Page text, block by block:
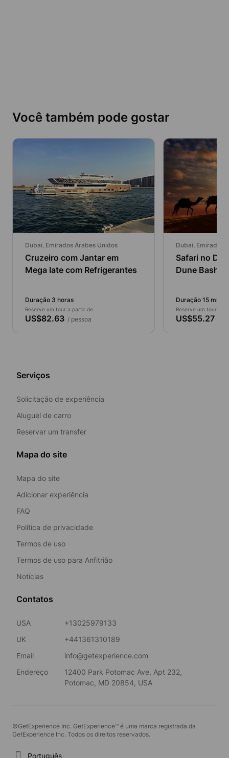
Você também pode gostar
Dubai, Emirados Árabes Unidos
Cruzeiro com Jantar em
Mega Iate com Refrigerantes
Duração 3 horas
Reserve um tour a partir de
US$82.63 / pessoa
Dubai, Emirados
Safari no
Dune
Duração 15
Reserve um tour a
US$55.27
Serviços
Solicitação de experiência
Aluguel de carro
Reservar um transfer
Mapa do site
Mapa do site
Adicionar experiência
FAQ
Política de privacidade
Termos de uso
Termos de uso para Anfitrião
Notícias
Contatos
USA
+13025979133
UK
+441361310189
Email
info@getexperience.com
Endereço
12400 Park Potomac Ave, Apt 232,
Potomac, MD 20854, USA
©GetExperience Inc. GetExperience™ é uma marca registrada da
GetExperience Inc. Todos os direitos reservados.
Português